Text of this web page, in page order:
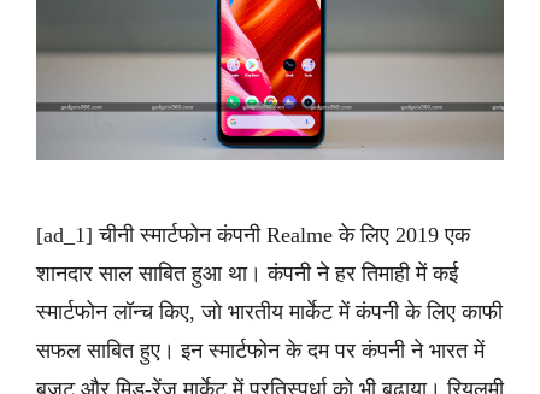
[ad_1] चीनी स्मार्टफोन कंपनी Realme के लिए 2019 एक
शानदार साल साबित हुआ था। कंपनी ने हर तिमाही में कई
स्मार्टफोन लॉन्च किए, जो भारतीय मार्केट में कंपनी के लिए काफी
सफल साबित हुए। इन स्मार्टफोन के दम पर कंपनी ने भारत में
बजट और मिड-रेंज मार्केट में प्रतिस्पर्धा को भी बढ़ाया। रियलमी